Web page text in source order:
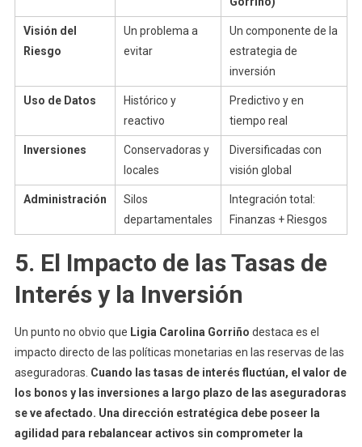
Visión del
Riesgo
Un problema a
evitar
Un componente de la
estrategia de
inversión
Uso de Datos
Histórico y
reactivo
Predictivo y en
tiempo real
Inversiones
Conservadoras y
locales
Diversificadas con
visión global
Administración
Silos
departamentales
Integración total:
Finanzas + Riesgos
5. El Impacto de las Tasas de
Interés y la Inversión
Un punto no obvio que Ligia Carolina Gorriño destaca es el
impacto directo de las políticas monetarias en las reservas de las
aseguradoras. Cuando las tasas de interés fluctúan, el valor de
los bonos y las inversiones a largo plazo de las aseguradoras
se ve afectado. Una dirección estratégica debe poseer la
agilidad para rebalancear activos sin comprometer la